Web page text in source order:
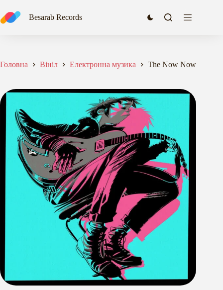
до
вмісту
Besarab Records
Головна Вініл Електронна музика The Now Now